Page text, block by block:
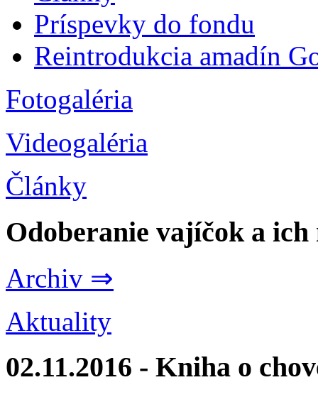
Príspevky do fondu
Reintrodukcia amadín
Fotogaléria
Videogaléria
Články
Odoberanie vajíčok a
Archiv ⇒
Aktuality
02.11.2016 - Kniha o